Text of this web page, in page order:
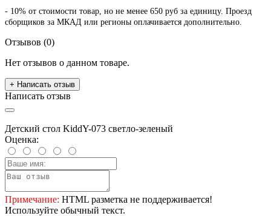
- 10% от стоимости товар, но не менее 650 руб за единицу. Проезд
сборщиков за МКАД или регионы оплачивается дополнительно.
Отзывов (0)
Нет отзывов о данном товаре.
+ Написать отзыв
Написать отзыв
Детский стол KiddY-073 светло-зеленый
Оценка:
Примечание: HTML разметка не поддерживается!
Используйте обычный текст.